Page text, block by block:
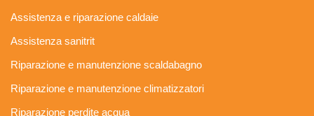
Assistenza e riparazione caldaie
Assistenza sanitrit
Riparazione e manutenzione scaldabagno
Riparazione e manutenzione climatizzatori
Riparazione perdite acqua